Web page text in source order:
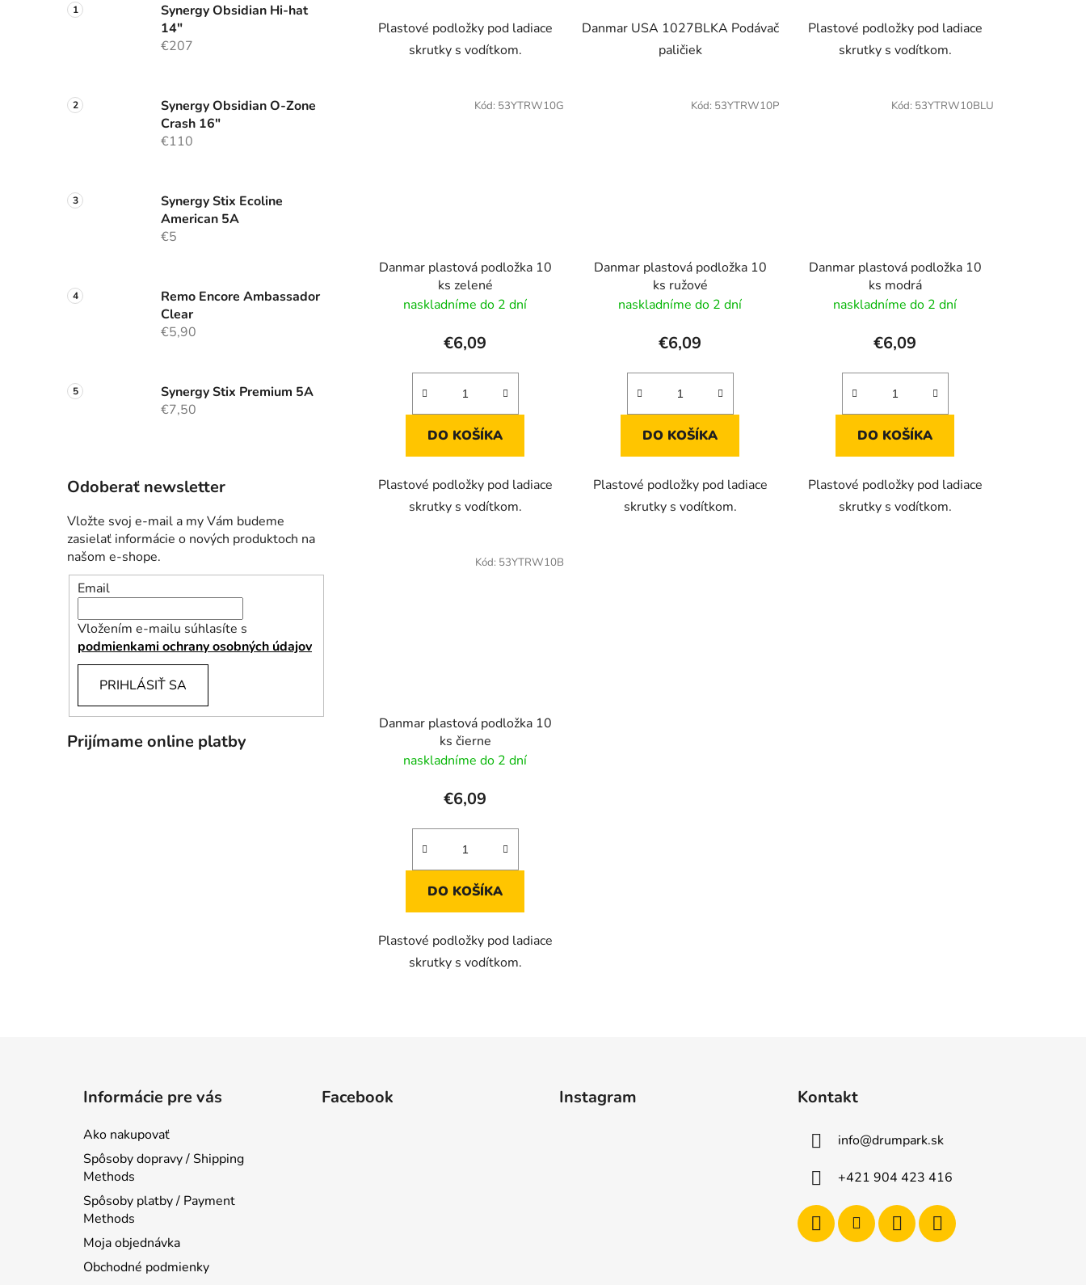
Synergy Obsidian Hi-hat
14"
€207
Synergy Obsidian O-Zone
Crash 16"
€110
Synergy Stix Ecoline
American 5A
€5
Remo Encore Ambassador
Clear
€5,90
Synergy Stix Premium 5A
€7,50
Odoberať newsletter
Vložte svoj e-mail a my Vám budeme
zasielať informácie o nových produktoch na
našom e-shope.
Email
Vložením e-mailu súhlasíte s
podmienkami ochrany osobných údajov
PRIHLÁSIŤ SA
Prijímame online platby
Plastové podložky pod ladiace
skrutky s vodítkom.
Danmar USA 1027BLKA Podávač
paličiek
Plastové podložky pod ladiace
skrutky s vodítkom.
Danmar plastová podložka 10
ks zelené
naskladníme do 2 dní
€6,09
DO KOŠÍKA
Plastové podložky pod ladiace
skrutky s vodítkom.
Kód: 53YTRW10G
Danmar plastová podložka 10
ks ružové
naskladníme do 2 dní
€6,09
DO KOŠÍKA
Plastové podložky pod ladiace
skrutky s vodítkom.
Kód: 53YTRW10P
Danmar plastová podložka 10
ks modrá
naskladníme do 2 dní
€6,09
DO KOŠÍKA
Plastové podložky pod ladiace
skrutky s vodítkom.
Kód: 53YTRW10BLU
Danmar plastová podložka 10
ks čierne
naskladníme do 2 dní
€6,09
DO KOŠÍKA
Plastové podložky pod ladiace
skrutky s vodítkom.
Kód: 53YTRW10B
Informácie pre vás
Ako nakupovať
Spôsoby dopravy / Shipping
Methods
Spôsoby platby / Payment
Methods
Moja objednávka
Obchodné podmienky
Facebook Instagram Kontakt
info@drumpark.sk
+421 904 423 416